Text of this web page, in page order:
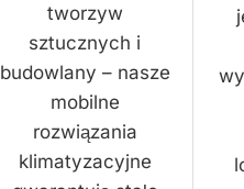
tworzyw
sztucznych i
budowlany – nasze
mobilne
rozwiązania
klimatyzacyjne